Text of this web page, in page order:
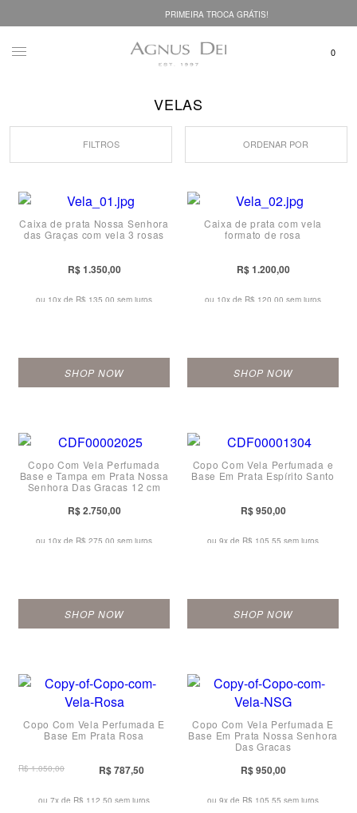
PRIMEIRA TROCA GRÁTIS!
VELAS
FILTROS ORDENAR POR
Caixa de prata Nossa Senhora
das Graças com vela 3 rosas
R$ 1.350,00
ou 10x de R$ 135,00 sem juros
SHOP NOW
Caixa de prata com vela
formato de rosa
R$ 1.200,00
ou 10x de R$ 120,00 sem juros
SHOP NOW
Copo Com Vela Perfumada
Base e Tampa em Prata Nossa
Senhora Das Graças 12 cm
R$ 2.750,00
ou 10x de R$ 275,00 sem juros
SHOP NOW
Copo Com Vela Perfumada e
Base Em Prata Espírito Santo
R$ 950,00
ou 9x de R$ 105,55 sem juros
SHOP NOW
Copo Com Vela Perfumada E
Base Em Prata Rosa
R$ 1.050,00 R$ 787,50
ou 7x de R$ 112,50 sem juros
Copo Com Vela Perfumada E
Base Em Prata Nossa Senhora
Das Graças
R$ 950,00
ou 9x de R$ 105,55 sem juros